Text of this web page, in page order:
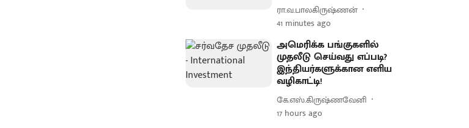
ரா.வ.பாலகிருஷ்ணன்
41 minutes ago
அமெரிக்க பங்குகளில்
முதலீடு செய்வது எப்படி?
இந்தியர்களுக்கான எளிய
வழிகாட்டி!
கே.எஸ்.கிருஷ்ணவேனி
17 hours ago